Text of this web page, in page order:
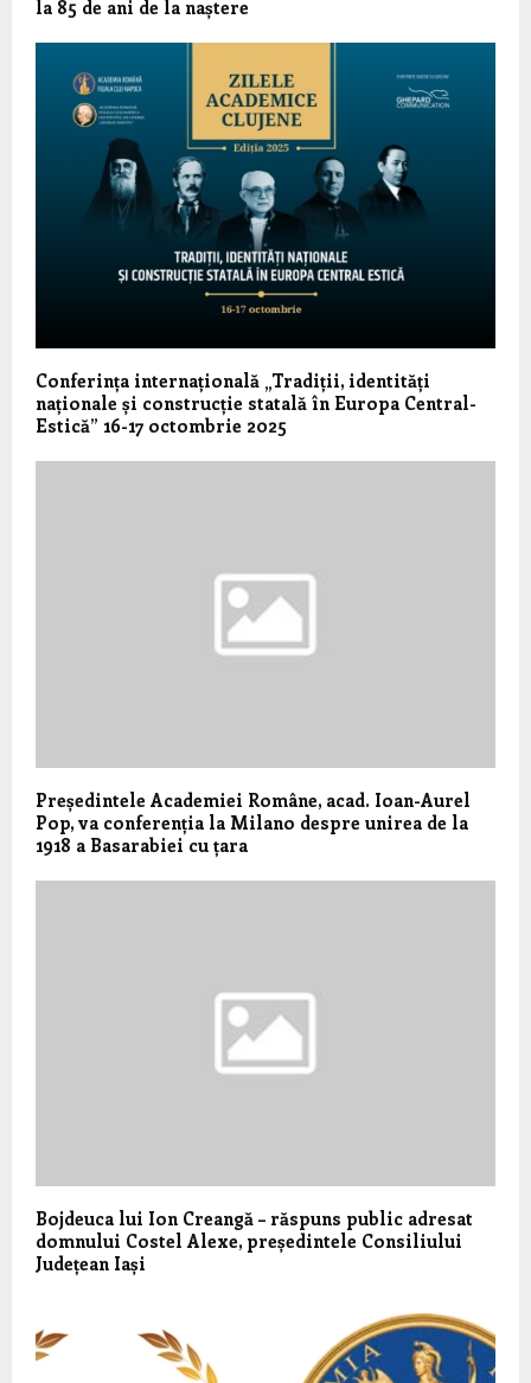
la 85 de ani de la naștere
Conferința internațională „Tradiții, identități
naționale și construcție statală în Europa Central-
Estică” 16-17 octombrie 2025
Președintele Academiei Române, acad. Ioan-Aurel
Pop, va conferenția la Milano despre unirea de la
1918 a Basarabiei cu țara
Bojdeuca lui Ion Creangă – răspuns public adresat
domnului Costel Alexe, președintele Consiliului
Județean Iași